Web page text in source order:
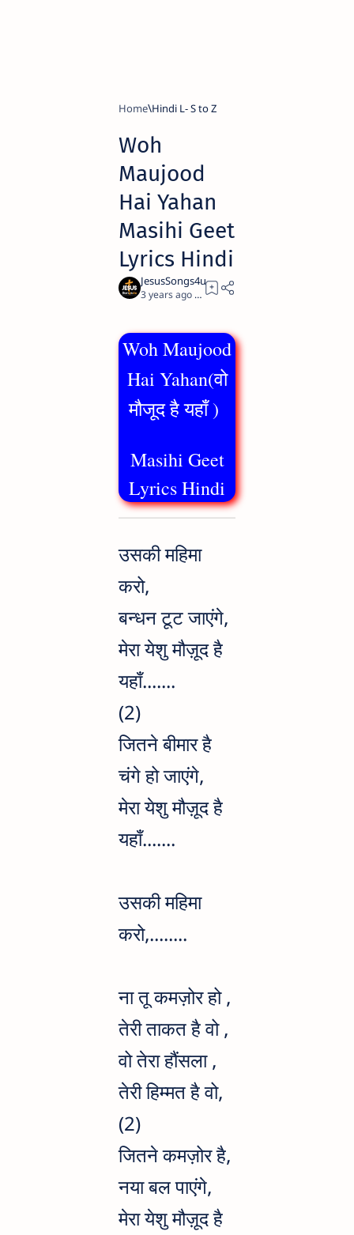
Home Hindi L- S to Z
Woh
Maujood
Hai Yahan
Masihi Geet
Lyrics Hindi
3 years ago 1
Woh Maujood
Hai Yahan(वो
मौजूद है यहाँ )
Masihi Geet
Lyrics Hindi
उसकी महिमा
करो,
बन्धन टूट जाएंगे,
मेरा येशु मौज़ूद है
यहाँ.......
(2)
जितने बीमार है
चंगे हो जाएंगे,
मेरा येशु मौज़ूद है
यहाँ.......
उसकी महिमा
करो,........
ना तू कमज़ोर हो ,
तेरी ताकत है वो ,
वो तेरा हौंसला ,
तेरी हिम्मत है वो,
(2)
जितने कमज़ोर है,
नया बल पाएंगे,
मेरा येशु मौज़ूद है